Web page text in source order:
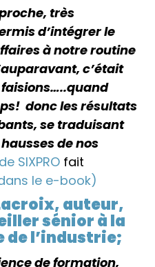
très
d’intégrer le
à notre routine
c’était
donc les résultats
se traduisant
de nos
SIXPRO fait
le e-book)
auteur,
sénior à la
de l’industrie;
de formation,